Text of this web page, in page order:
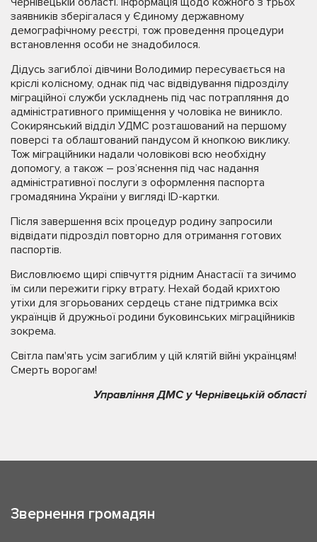
заявників зберігалася у Єдиному державному
демографічному реєстрі, тож проведення процедури
встановлення особи не знадобилося.
Дідусь загиблої дівчини Володимир пересувається на
кріслі колісному, однак під час відвідування підрозділу
міграційної служби ускладнень під час потрапляння до
адміністративного приміщення у чоловіка не виникло.
Сокирянський відділ УДМС розташований на першому
поверсі та облаштований пандусом й кнопкою виклику.
Тож міграційники надали чоловікові всю необхідну
допомогу, а також – роз’яснення під час надання
адміністративної послуги з оформлення паспорта
громадянина України у вигляді ID-картки.
Після завершення всіх процедур родину запросили
відвідати підрозділ повторно для отримання готових
паспортів.
Висловлюємо щирі співчуття рідним Анастасії та зичимо
їм сили пережити гірку втрату. Нехай бодай крихтою
утіхи для згорьованих сердець стане підтримка всіх
українців й дружньої родини буковинських міграційників
зокрема.
Світла пам'ять усім загиблим у цій клятій війні українцям!
Смерть ворогам!
Управління ДМС у Чернівецькій області
Звернення громадян